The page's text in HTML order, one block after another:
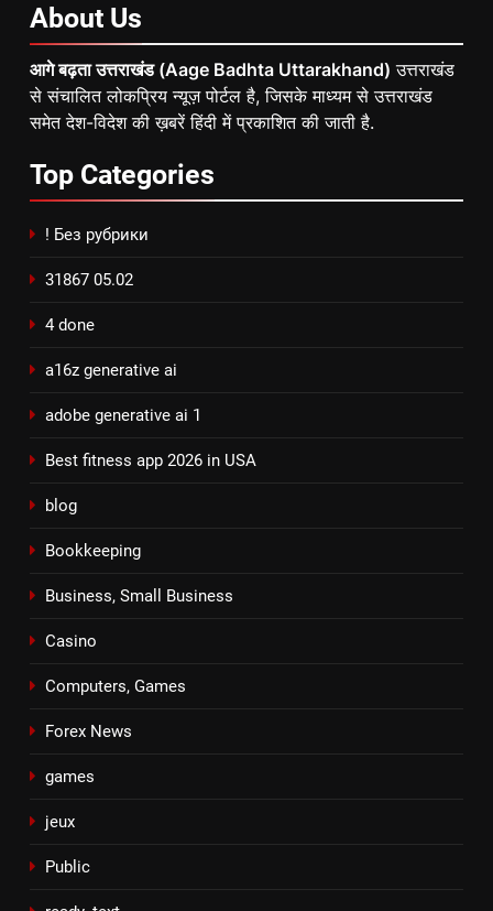
About Us
आगे बढ़ता उत्तराखंड (Aage Badhta Uttarakhand) उत्तराखंड
से संचालित लोकप्रिय न्यूज़ पोर्टल है, जिसके माध्यम से उत्तराखंड
समेत देश-विदेश की ख़बरें हिंदी में प्रकाशित की जाती है.
Top Categories
! Без рубрики
31867 05.02
4 done
a16z generative ai
adobe generative ai 1
Best fitness app 2026 in USA
blog
Bookkeeping
Business, Small Business
Casino
Computers, Games
Forex News
games
jeux
Public